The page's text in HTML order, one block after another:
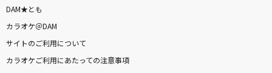
DAM★とも
カラオケ＠DAM
サイトのご利用について
カラオケご利用にあたっての注意事項